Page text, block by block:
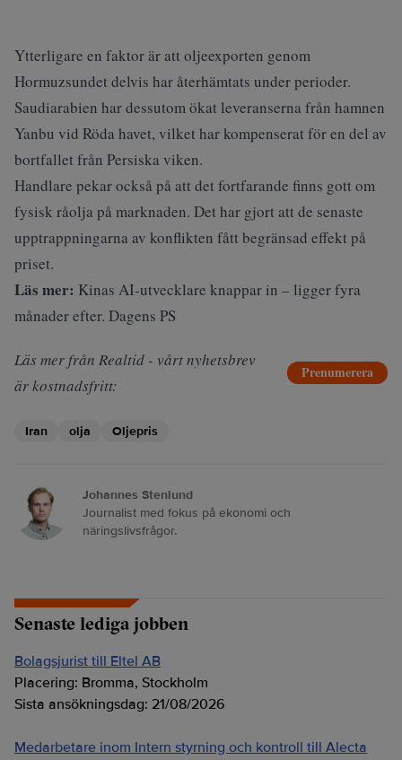
Ytterligare en faktor är att oljeexporten genom
Hormuzsundet delvis har återhämtats under perioder.
Saudiarabien har dessutom ökat leveranserna från hamnen
Yanbu vid Röda havet, vilket har kompenserat för en del av
bortfallet från Persiska viken.
Handlare pekar också på att det fortfarande finns gott om
fysisk råolja på marknaden. Det har gjort att de senaste
upptrappningarna av konflikten fått begränsad effekt på
priset.
Läs mer: Kinas AI-utvecklare knappar in – ligger fyra
månader efter. Dagens PS
Läs mer från Realtid - vårt nyhetsbrev
är kostnadsfritt:
Prenumerera
Iran olja Oljepris
Johannes Stenlund
Journalist med fokus på ekonomi och
näringslivsfrågor.
Senaste lediga jobben
Bolagsjurist till Eltel AB
Placering: Bromma, Stockholm
Sista ansökningsdag: 21/08/2026
Medarbetare inom Intern styrning och kontroll till Alecta